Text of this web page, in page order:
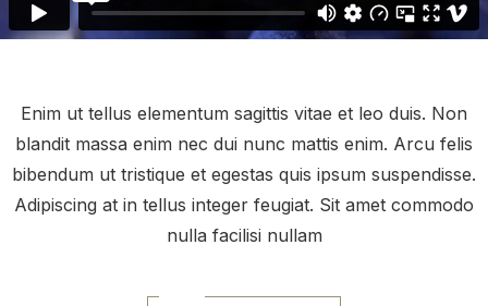
Enim ut tellus elementum sagittis vitae et leo duis. Non
blandit massa enim nec dui nunc mattis enim. Arcu felis
bibendum ut tristique et egestas quis ipsum suspendisse.
Adipiscing at in tellus integer feugiat. Sit amet commodo
nulla facilisi nullam